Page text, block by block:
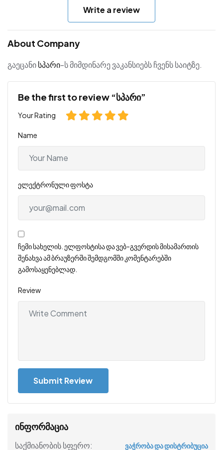
Write a review
About Company
გაეცანისპარი-ს მიმდინარე ვაკანსიებს ჩვენს საიტზე.
Be the first to review “სპარი”
Your Rating
Name
ელექტრონული ფოსტა
ჩემი სახელის. ელფოსტისა და ვებ-გვერდის მისამართის
შენახვა ამ ბრაუზერში შემდგომში კომენტარებში
გამოსაყენებლად.
Review
ინფორმაცია
საქმიანობის სფერო: ვაჭრობა და დისტრიბუცია